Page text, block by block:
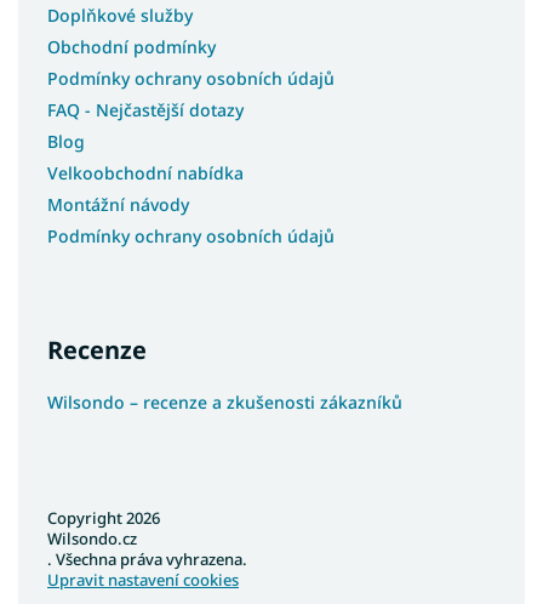
Doplňkové služby
Obchodní podmínky
Podmínky ochrany osobních údajů
FAQ - Nejčastější dotazy
Blog
Velkoobchodní nabídka
Montážní návody
Podmínky ochrany osobních údajů
Recenze
Wilsondo – recenze a zkušenosti zákazníků
Copyright 2026
Wilsondo.cz
. Všechna práva vyhrazena.
Upravit nastavení cookies